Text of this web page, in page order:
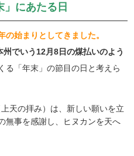
にあたる日
始まりとしてきました。
州でいう12月8日の煤払いのよう
る「年末」の節目の日と考えら
天の拝み）は、新しい願いを立
無事を感謝し、ヒヌカンを天へ